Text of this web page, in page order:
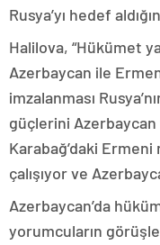
Rusya’yı hedef
Halilova, “Hükümet
Azerbaycan ile
imzalanması
güçlerini
Karabağ’daki
çalışıyor ve
Azerbaycan’da
yorumcuların